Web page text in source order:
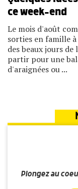
ce week-end
Le mois d'août
sorties en famille
des beaux jours
partir pour une
d'araignées ou ...
Plongez au